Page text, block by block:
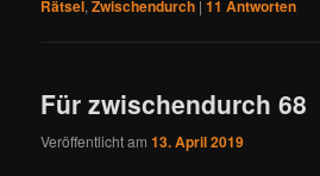
Rätsel,Zwischendurch |11 Antworten
Für zwischendurch 68
Veröffentlicht am13. April 2019